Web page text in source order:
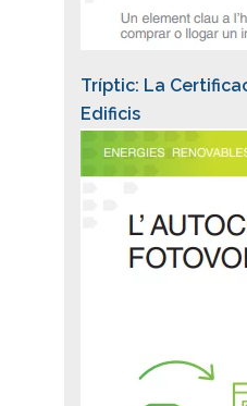
Tríptic: La
Edificis